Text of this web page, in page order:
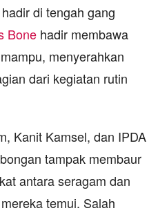
di tengah gang
Bone hadir membawa
menyerahkan
dari kegiatan rutin
Kanit Kamsel, dan IPDA
tampak membaur
antara seragam dan
temui. Salah